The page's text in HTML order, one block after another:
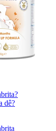
dê?